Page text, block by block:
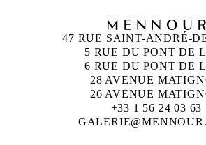
47 RUE SAINT-ANDRÉ-
5 RUE DU PONT DE
6 RUE DU PONT DE
28 AVENUE
26 AVENUE
+33 1 56 24 03 63